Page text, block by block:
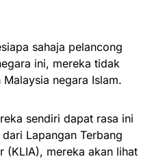
sahaja pelancong
ini, mereka tidak
negara Islam.
sendiri dapat rasa ini
Lapangan Terbang
(KLIA), mereka akan lihat